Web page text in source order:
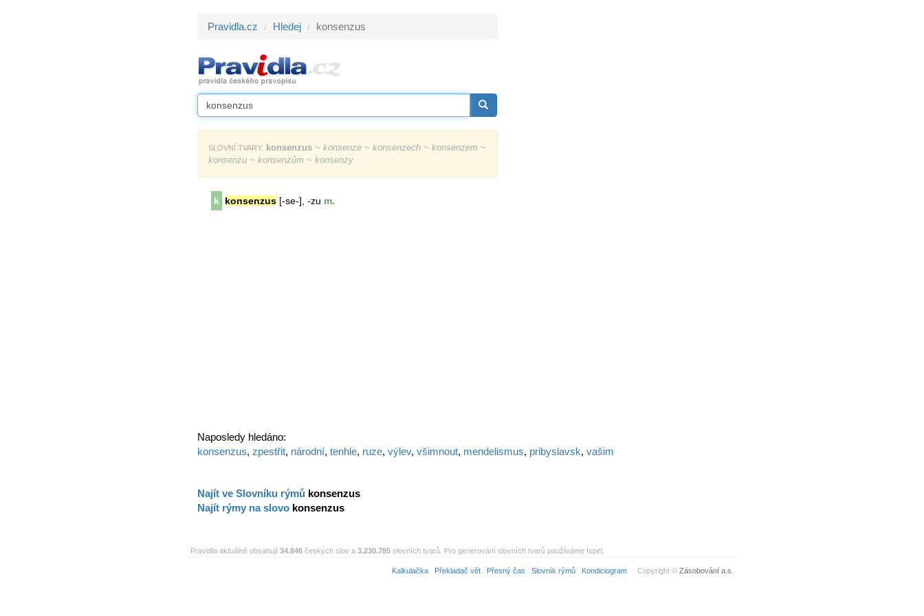
Pravidla.cz Hledej konsenzus
SLOVNÍ TVARY: konsenzus ~ konsenze ~ konsenzech ~ konsenzem ~
konsenzu ~ konsenzům ~ konsenzy
k konsenzus [-se-], -zu m.
Naposledy hledáno:
konsenzus, zpestřit, národní, tenhle, ruze, výlev, všimnout, mendelismus, pribyslavsk, vašim
Najít ve Slovníku rýmů konsenzus
Najít rýmy na slovo konsenzus
Pravidla aktuálně obsahují 34.846 českých slov a 3.230.785 slovních tvarů. Pro generování slovních tvarů používáme Ispel.
Kalkulačka Překladač vět Přesný čas Slovník rýmů Kondiciogram Copyright © Zásobování a.s.